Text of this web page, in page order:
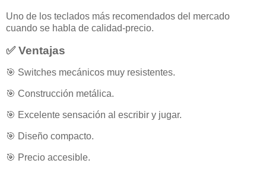
Uno de los teclados más recomendados del mercado
cuando se habla de calidad-precio.
✅ Ventajas
🎯 Switches mecánicos muy resistentes.
🎯 Construcción metálica.
🎯 Excelente sensación al escribir y jugar.
🎯 Diseño compacto.
🎯 Precio accesible.